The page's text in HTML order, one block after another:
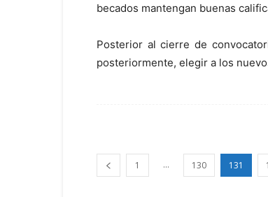
becados mantengan buenas
Posterior al cierre de
posteriormente, elegir a los
1 ... 130 131